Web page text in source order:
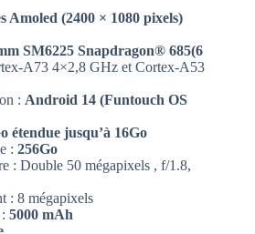
Amoled (2400 × 1080 pixels)
SM6225 Snapdragon® 685(6
A73 4×2,8 GHz et Cortex-A53
: Android 14 (Funtouch OS
étendue jusqu’à 16Go
: 256Go
: Double 50 mégapixels , f/1.8,
: 8 mégapixels
5000 mAh